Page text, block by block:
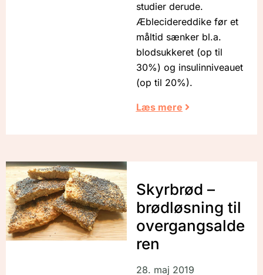
studier derude.
Æblecidereddike før et
måltid sænker bl.a.
blodsukkeret (op til
30%) og insulinniveauet
(op til 20%).
Læs mere
Skyrbrød –
brødløsning til
overgangsalde
ren
28. maj 2019